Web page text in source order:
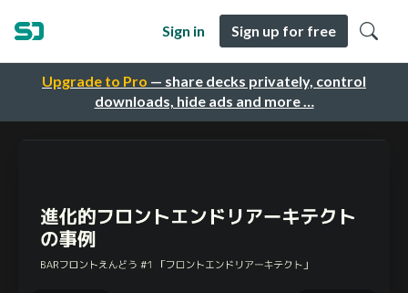
Upgrade to Pro — share decks privately, control
downloads, hide ads and more …
Sign in Sign up for free